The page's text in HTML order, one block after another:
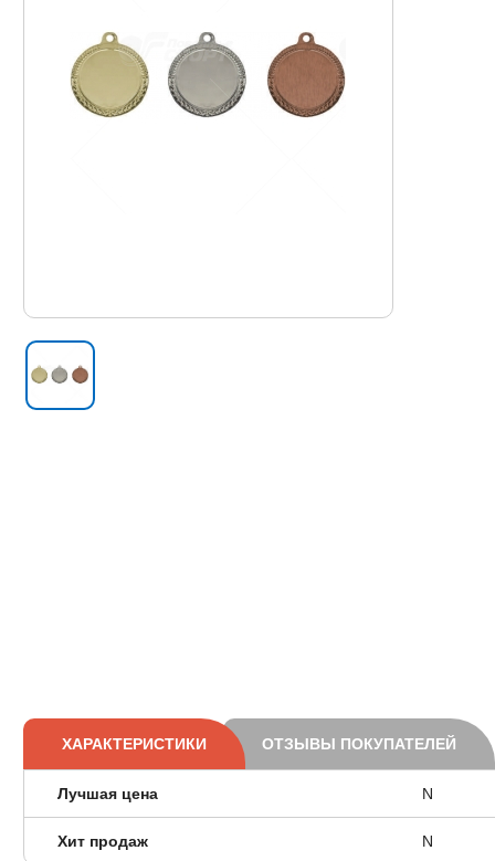
ХАРАКТЕРИСТИКИ ОТЗЫВЫ ПОКУПАТЕЛЕЙ
Лучшая цена N
Хит продаж N